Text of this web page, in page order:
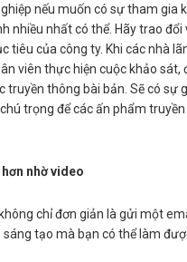
nếu muốn có sự tham
nhiều nhất có thể. Hãy trao
tiêu của công ty. Khi các nhà
viên thực hiện cuộc khảo sát,
truyền thông bài bản. Sẽ có sự
trọng để các ấn phẩm
nhờ video
chỉ đơn giản là gửi một
tạo mà bạn có thể làm